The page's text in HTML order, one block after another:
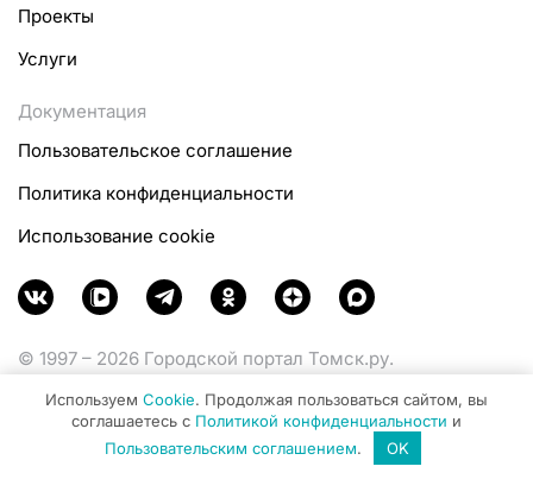
Проекты
Услуги
Документация
Пользовательское соглашение
Политика конфиденциальности
Использование cookie
© 1997 – 2026 Городской портал Томск.ру.
Министерства цифрового развития, связи и массовых
коммуникаций Российской Федерации.
Используем Cookie. Продолжая пользоваться сайтом, вы
соглашаетесь с Политикой конфиденциальности и
Пользовательским соглашением. OK